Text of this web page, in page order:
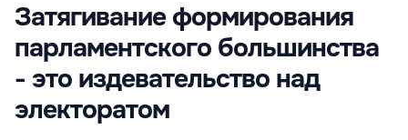
Затягивание формирования
парламентского большинства
- это издевательство над
электоратом